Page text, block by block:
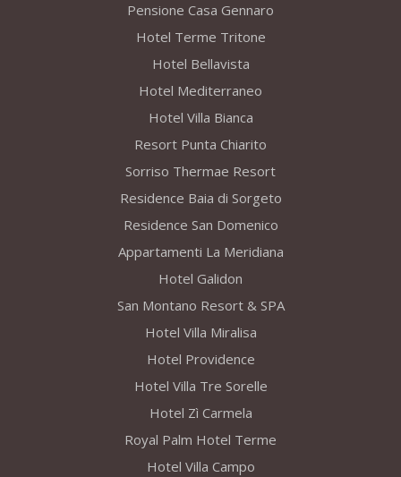
Pensione Casa Gennaro
Hotel Terme Tritone
Hotel Bellavista
Hotel Mediterraneo
Hotel Villa Bianca
Resort Punta Chiarito
Sorriso Thermae Resort
Residence Baia di Sorgeto
Residence San Domenico
Appartamenti La Meridiana
Hotel Galidon
San Montano Resort & SPA
Hotel Villa Miralisa
Hotel Providence
Hotel Villa Tre Sorelle
Hotel Zì Carmela
Royal Palm Hotel Terme
Hotel Villa Campo